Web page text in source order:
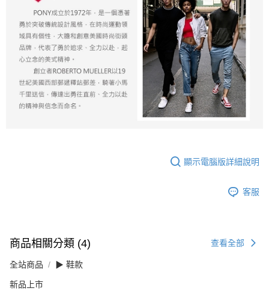
顯示電腦版詳細說明
客服
商品相關分類 (4) 查看全部
全站商品 ▶ 鞋款
新品上市